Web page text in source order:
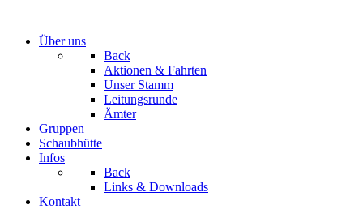
Über uns
Back
Aktionen & Fahrten
Unser Stamm
Leitungsrunde
Ämter
Gruppen
Schaubhütte
Infos
Back
Links & Downloads
Kontakt